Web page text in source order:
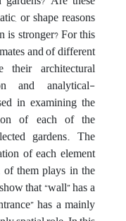
or shape reasons
is stronger? For this
and of different
their architectural
and analytical-
in examining the
of each of the
gardens. The
of each element
of them plays in the
that “wall” has a
has a mainly